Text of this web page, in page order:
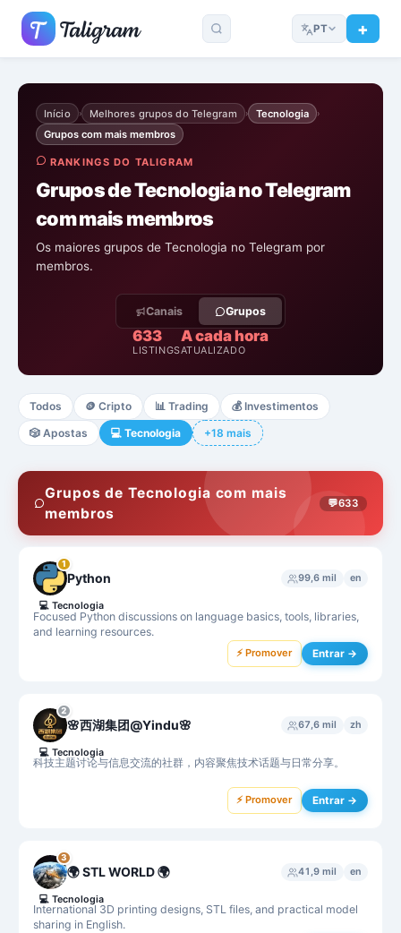
PT
Início › Melhores grupos do Telegram › Tecnologia ›
Grupos com mais membros
RANKINGS DO TALIGRAM
Grupos de Tecnologia no Telegram
com mais membros
Os maiores grupos de Tecnologia no Telegram por
membros.
Canais Grupos
633
LISTINGS
A cada hora
ATUALIZADO
Todos 🪙 Cripto 📊 Trading 💰 Investimentos
🎲 Apostas 💻 Tecnologia +18 mais
Grupos de Tecnologia com mais
membros
💬633
1
Python 99,6 mil en
Focused Python discussions on language basics, tools, libraries,
and learning resources.
💻 Tecnologia
⚡ Promover Entrar →
2
🌸西湖集团@Yindu🌸 67,6 mil zh
科技主题讨论与信息交流的社群，内容聚焦技术话题与日常分享。
💻 Tecnologia
⚡ Promover Entrar →
3
🌍 STL WORLD 🌍 41,9 mil en
International 3D printing designs, STL files, and practical model
sharing in English.
💻 Tecnologia